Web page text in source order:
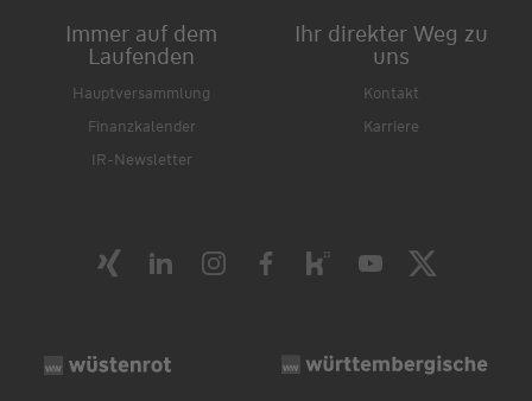
Immer auf dem
Laufenden
Hauptversammlung
Finanzkalender
IR-Newsletter
Ihr direkter Weg zu
uns
Kontakt
Karriere